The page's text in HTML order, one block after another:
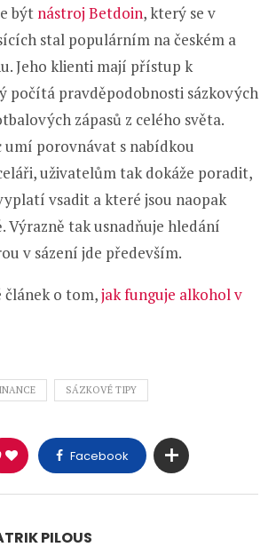
být nástroj Betdoin, který se v
stal populárním na českém a
Jeho klienti mají přístup k
počítá pravděpodobnosti sázkových
zápasů z celého světa.
umí porovnávat s nabídkou
uživatelům tak dokáže poradit,
vsadit a které jsou naopak
Výrazně tak usnadňuje hledání
v sázení jde především.
článek o tom,jak funguje alkohol v
SÁZKOVÉ TIPY
Facebook
PILOUS